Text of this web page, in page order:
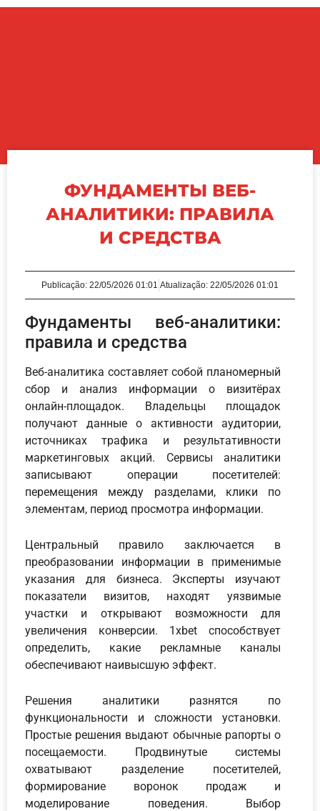
ФУНДАМЕНТЫ ВЕБ-
АНАЛИТИКИ: ПРАВИЛА
И СРЕДСТВА
Publicação: 22/05/2026 01:01 Atualização: 22/05/2026 01:01
Фундаменты веб-аналитики:
правила и средства
Веб-аналитика составляет собой планомерный
сбор и анализ информации о визитёрах
онлайн-площадок. Владельцы площадок
получают данные о активности аудитории,
источниках трафика и результативности
маркетинговых акций. Сервисы аналитики
записывают операции посетителей:
перемещения между разделами, клики по
элементам, период просмотра информации.
Центральный правило заключается в
преобразовании информации в применимые
указания для бизнеса. Эксперты изучают
показатели визитов, находят уязвимые
участки и открывают возможности для
увеличения конверсии. 1xbet способствует
определить, какие рекламные каналы
обеспечивают наивысшую эффект.
Решения аналитики разнятся по
функциональности и сложности установки.
Простые решения выдают обычные рапорты о
посещаемости. Продвинутые системы
охватывают разделение посетителей,
формирование воронок продаж и
моделирование поведения. Выбор